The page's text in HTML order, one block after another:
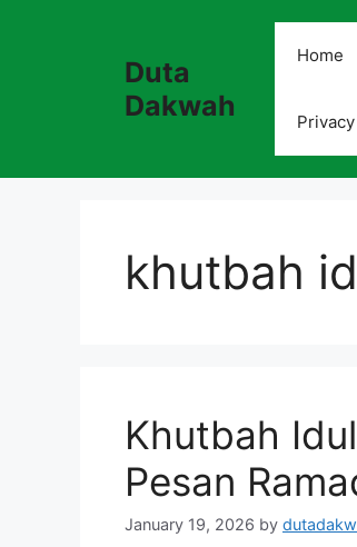
Duta
Dakwah
Home
khutbah
Khutbah
Pesan
January 19, 2026 by